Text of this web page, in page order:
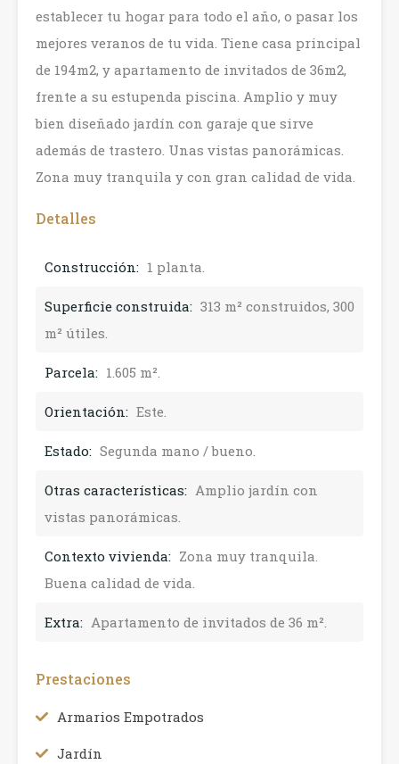
establecer tu hogar para todo el año, o pasar los
mejores veranos de tu vida. Tiene casa principal
de 194m2, y apartamento de invitados de 36m2,
frente a su estupenda piscina. Amplio y muy
bien diseñado jardín con garaje que sirve
además de trastero. Unas vistas panorámicas.
Zona muy tranquila y con gran calidad de vida.
Detalles
Construcción: 1 planta.
Superficie construida: 313 m² construidos, 300
m² útiles.
Parcela: 1.605 m².
Orientación: Este.
Estado: Segunda mano / bueno.
Otras características: Amplio jardín con
vistas panorámicas.
Contexto vivienda: Zona muy tranquila.
Buena calidad de vida.
Extra: Apartamento de invitados de 36 m².
Prestaciones
Armarios Empotrados
Jardín